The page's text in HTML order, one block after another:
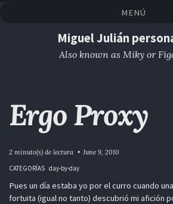
MENÚ
Miguel Julián
Also known as Miky or
Ergo Proxy
2 minuto(s) de lectura
June 9, 2010
CATEGORÍAS day-by-day
Pues un día estaba yo por el curro cuando
fortuita (igual no tanto) descubrió mi afición